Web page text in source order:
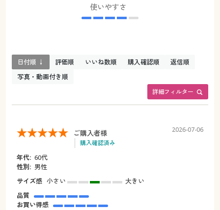
使いやすさ
詳細フィルター
日付順 ↓ 評価順 いいね数順 購入確認順
返信順
写真・動画付き順
ご購入者様
購入確認済み
2026-07-06
年代: 60代
性別: 男性
サイズ感 小さい
大きい
品質
お買い得感